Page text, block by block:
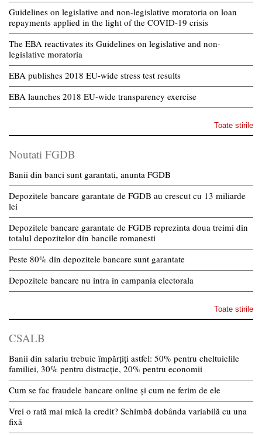
Guidelines on legislative and non-legislative moratoria on loan
repayments applied in the light of the COVID-19 crisis
The EBA reactivates its Guidelines on legislative and non-
legislative moratoria
EBA publishes 2018 EU-wide stress test results
EBA launches 2018 EU-wide transparency exercise
Toate stirile
Noutati FGDB
Banii din banci sunt garantati, anunta FGDB
Depozitele bancare garantate de FGDB au crescut cu 13 miliarde
lei
Depozitele bancare garantate de FGDB reprezinta doua treimi din
totalul depozitelor din bancile romanesti
Peste 80% din depozitele bancare sunt garantate
Depozitele bancare nu intra in campania electorala
Toate stirile
CSALB
Banii din salariu trebuie împărțiți astfel: 50% pentru cheltuielile
familiei, 30% pentru distracție, 20% pentru economii
Cum se fac fraudele bancare online și cum ne ferim de ele
Vrei o rată mai mică la credit? Schimbă dobânda variabilă cu una
fixă